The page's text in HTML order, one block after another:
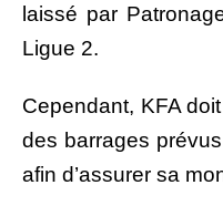
laissé par
Ligue 2.
Cependant, KFA
des barrages
afin d’assurer sa